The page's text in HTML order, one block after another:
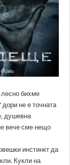
лесно бихме
не е точната
душевна
вече сме нещо
инстинкт да
Кукли на